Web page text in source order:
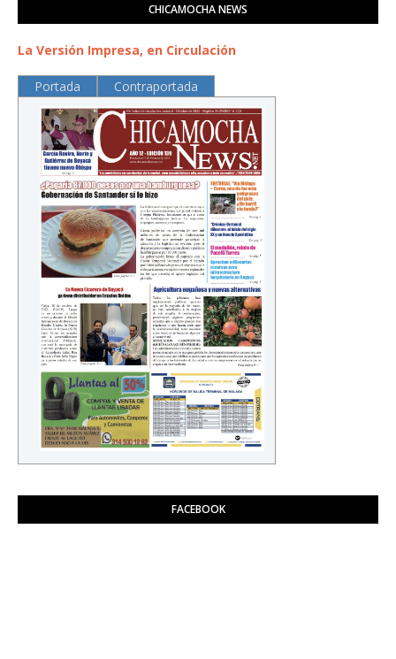
CHICAMOCHA NEWS
La Versión Impresa, en Circulación
Portada Contraportada
FACEBOOK